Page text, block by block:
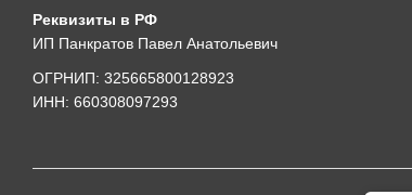
Реквизиты в РФ
ИП Панкратов Павел Анатольевич
ОГРНИП: 325665800128923
ИНН: 660308097293